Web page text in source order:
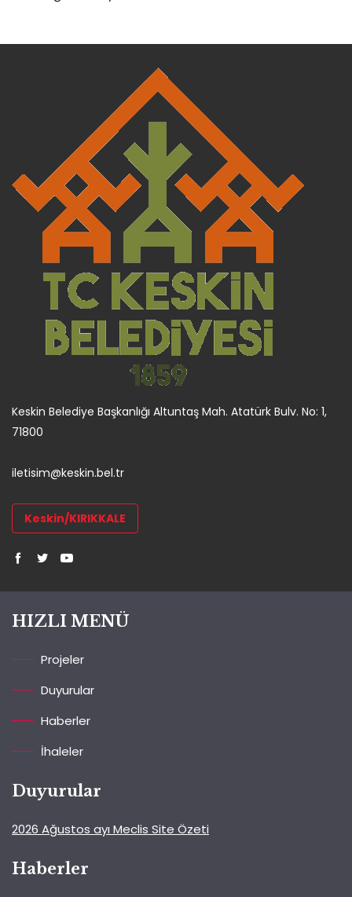
Keskin Belediye Başkanlığı Altuntaş Mah. Atatürk Bulv. No: 1,
71800
iletisim@keskin.bel.tr
Keskin/KIRIKKALE
HIZLI MENÜ
Projeler
Duyurular
Haberler
İhaleler
Duyurular
2026 Ağustos ayı Meclis Site Özeti
Haberler